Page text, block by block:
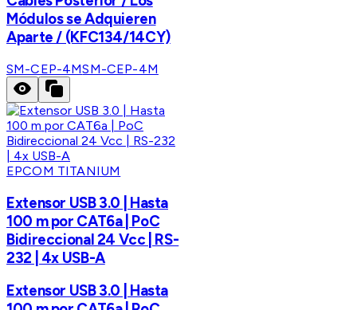
Módulos se Adquieren
Aparte / (KFC134/14CY)
SM-CEP-4MSM-CEP-4M
EPCOM TITANIUM
Extensor USB 3.0 | Hasta
100 m por CAT6a | PoC
Bidireccional 24 Vcc | RS-
232 | 4x USB-A
Extensor USB 3.0 | Hasta